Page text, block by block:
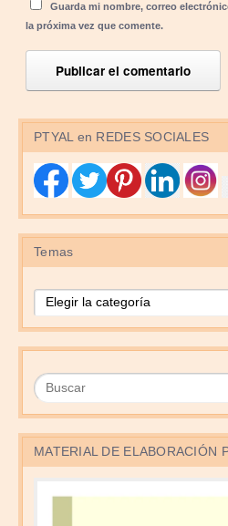
Guarda mi nombre, correo
la próxima vez que comente.
PTYAL en REDES SOCIALES
Temas
MATERIAL DE ELABORACIÓN